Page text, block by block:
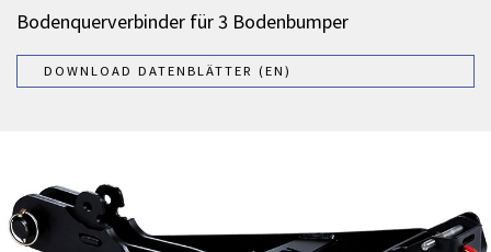
Bodenquerverbinder für 3 Bodenbumper
DOWNLOAD DATENBLÄTTER (EN)